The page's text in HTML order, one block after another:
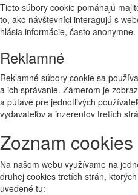
Tieto súbory cookie pomáhajú
to, ako návštevníci interagujú s
hlásia informácie, často anonymne.
Reklamné
Reklamné súbory cookie sa
a ich správanie. Zámerom je
a pútavé pre jednotlivých
vydavateľov a inzerentov tretích
Zoznam cookies
Na našom webu využívame na
druhej cookies tretích strán,
uvedené tu: